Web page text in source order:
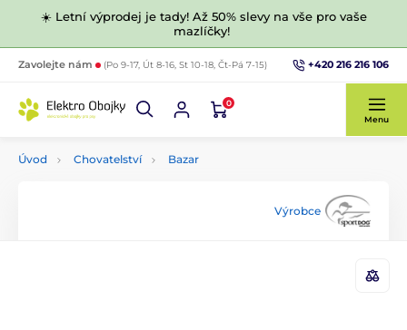
☀️ Letní výprodej je tady! Až 50% slevy na vše pro vaše
mazlíčky!
Zavolejte nám (Po 9-17, Út 8-16, St 10-18, Čt-Pá 7-15) +420 216 216 106
0
Menu
Úvod Chovatelství Bazar
Výrobce